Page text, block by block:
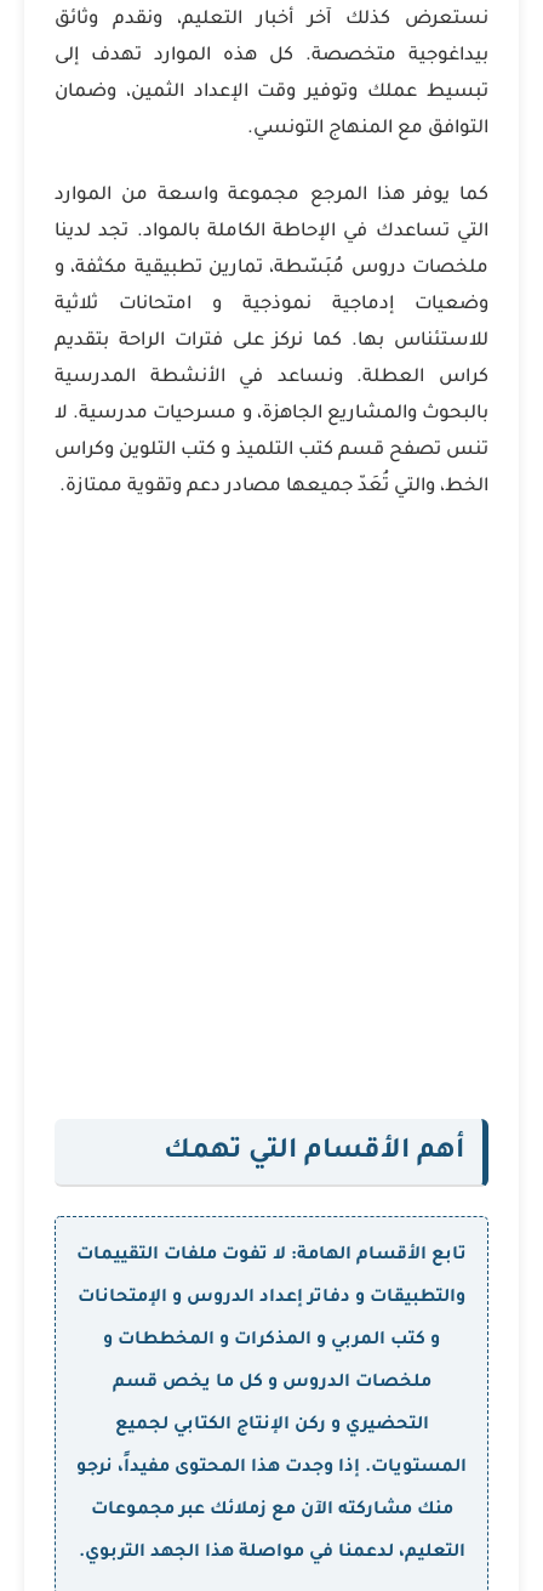
نستعرض كذلك آخر أخبار التعليم، ونقدم وثائق
بيداغوجية متخصصة. كل هذه الموارد تهدف إلى
تبسيط عملك وتوفير وقت الإعداد الثمين، وضمان
التوافق مع المنهاج التونسي.
كما يوفر هذا المرجع مجموعة واسعة من الموارد
التي تساعدك في الإحاطة الكاملة بالمواد. تجد لدينا
ملخصات دروس مُبَسّطة، تمارين تطبيقية مكثفة، و
وضعيات إدماجية نموذجية و امتحانات ثلاثية
للاستئناس بها. كما نركز على فترات الراحة بتقديم
كراس العطلة. ونساعد في الأنشطة المدرسية
بالبحوث والمشاريع الجاهزة، و مسرحيات مدرسية. لا
تنس تصفح قسم كتب التلميذ و كتب التلوين وكراس
الخط، والتي تُعَدّ جميعها مصادر دعم وتقوية ممتازة.
أهم الأقسام التي تهمك
تابع الأقسام الهامة: لا تفوت ملفات التقييمات
والتطبيقات و دفاتر إعداد الدروس و الإمتحانات
و كتب المربي و المذكرات و المخططات و
ملخصات الدروس و كل ما يخص قسم
التحضيري و ركن الإنتاج الكتابي لجميع
المستويات. إذا وجدت هذا المحتوى مفيداً، نرجو
منك مشاركته الآن مع زملائك عبر مجموعات
التعليم، لدعمنا في مواصلة هذا الجهد التربوي.